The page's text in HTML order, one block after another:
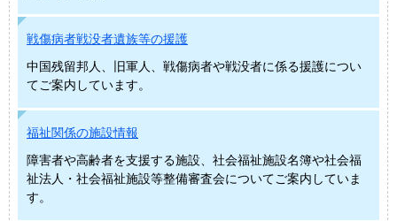
戦傷病者戦没者遺族等の援護
中国残留邦人、旧軍人、戦傷病者や戦没者に係る援護につい
てご案内しています。
福祉関係の施設情報
障害者や高齢者を支援する施設、社会福祉施設名簿や社会福
祉法人・社会福祉施設等整備審査会についてご案内していま
す。